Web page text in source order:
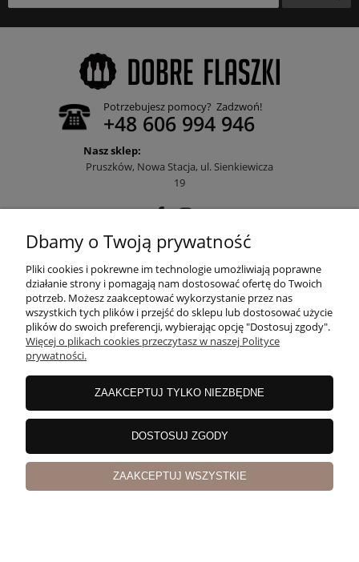
Potrzebujesz pomocy? Zadzwoń!
+48 606 994 946
Nasz sklep:
Pruszków, Nowa Stacja, ul. Sienkiewicza
19
POMOC
MOJE KONTO
PŁATNOŚCI I DOSTAWA
INFORMACJE
O NAS
Dbamy o Twoją prywatność
Pliki cookies i pokrewne im technologie umożliwiają poprawne
działanie strony i pomagają nam dostosować ofertę do Twoich
potrzeb. Możesz zaakceptować wykorzystanie przez nas
wszystkich tych plików i przejść do sklepu lub dostosować użycie
plików do swoich preferencji, wybierając opcję "Dostosuj zgody".
Więcej o plikach cookies przeczytasz w naszej Polityce
prywatności.
ZAAKCEPTUJ TYLKO NIEZBĘDNE
DOSTOSUJ ZGODY
ZAAKCEPTUJ WSZYSTKIE